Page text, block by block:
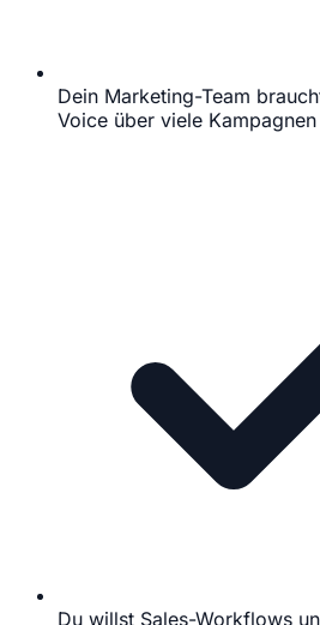
Dein Marketing-Team
Voice über viele
Du willst Sales-Workflows